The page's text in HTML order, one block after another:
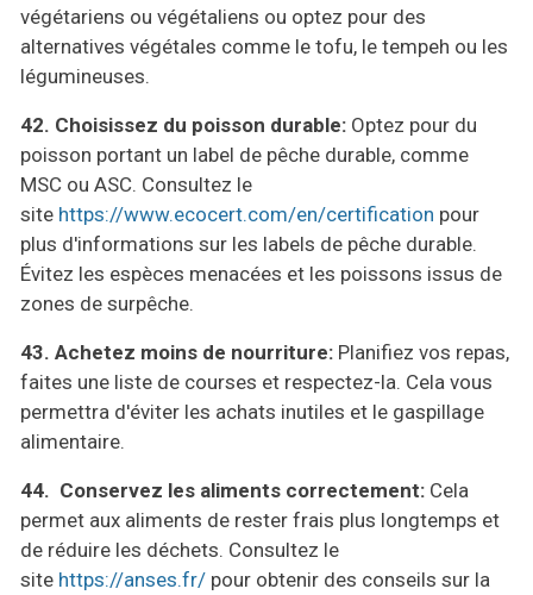
végétariens ou végétaliens ou optez pour des
alternatives végétales comme le tofu, le tempeh ou les
légumineuses.
42. Choisissez du poisson durable: Optez pour du
poisson portant un label de pêche durable, comme
MSC ou ASC. Consultez le
site https://www.ecocert.com/en/certification pour
plus d'informations sur les labels de pêche durable.
Évitez les espèces menacées et les poissons issus de
zones de surpêche.
43. Achetez moins de nourriture: Planifiez vos repas,
faites une liste de courses et respectez-la. Cela vous
permettra d'éviter les achats inutiles et le gaspillage
alimentaire.
44. Conservez les aliments correctement: Cela
permet aux aliments de rester frais plus longtemps et
de réduire les déchets. Consultez le
site https://anses.fr/ pour obtenir des conseils sur la